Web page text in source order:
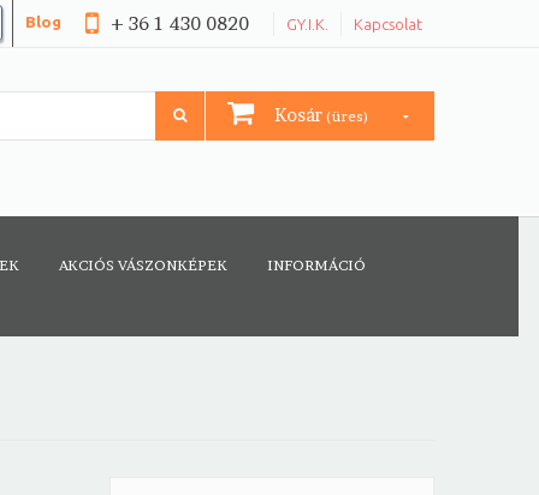
GY.I.K. Kapcsolat
+ 36 1 430 0820
Blog
Kosár (üres)
AKCIÓS VÁSZONKÉPEK INFORMÁCIÓ